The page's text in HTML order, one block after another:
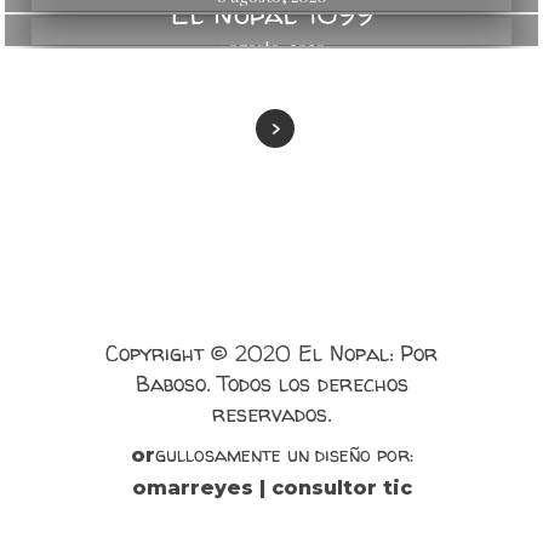
El Nopal 1099
1 agosto, 2020
Copyright © 2020 El Nopal: Por
Baboso. Todos los derechos
reservados.
orgullosamente un diseño por:
omarreyes | consultor tic